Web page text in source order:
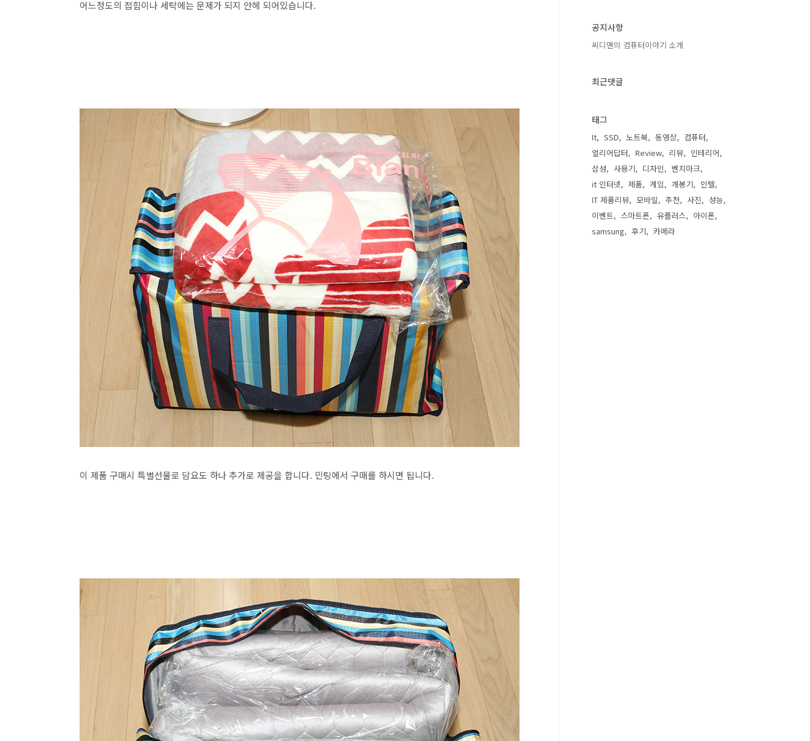
어느정도의 접힘이나 세탁에는 문제가 되지 안헤 되어있습니다.
이 제품 구매시 특별선물로 담요도 하나 추가로 제공을 합니다. 민팅에서 구매를 하시면 됩니다.
공지사항
씨디맨의 컴퓨터이야기 소개
최근댓글
태그
It SSD 노트북 동영상
컴퓨터
얼리어답터
Review 리뷰
인테리어
삼성
사용기 디자인
벤치마크
it 인터넷
제품 게임 개봉기
인텔
IT 제품리뷰
모바일 추천 사진
성능
이벤트
스마트폰 유플러스
아이폰
samsung
후기 카메라